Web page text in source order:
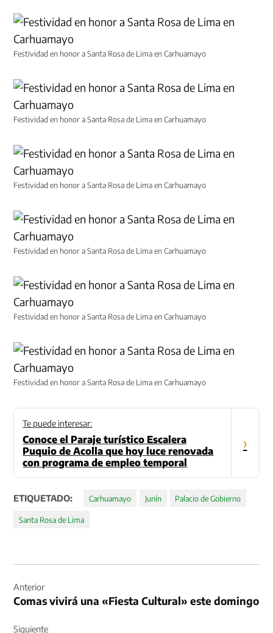
Festividad en honor a Santa Rosa de Lima en Carhuamayo
Festividad en honor a Santa Rosa de Lima en Carhuamayo
Festividad en honor a Santa Rosa de Lima en Carhuamayo
Festividad en honor a Santa Rosa de Lima en Carhuamayo
Festividad en honor a Santa Rosa de Lima en Carhuamayo
Festividad en honor a Santa Rosa de Lima en Carhuamayo
Te puede interesar:
Conoce el Paraje turístico Escalera
Puquio de Acolla que hoy luce renovada
con programa de empleo temporal
›
ETIQUETADO: Carhuamayo Junín Palacio de Gobierno
Santa Rosa de Lima
de
entradas
Anterior
Comas vivirá una «Fiesta Cultural» este domingo
Siguiente